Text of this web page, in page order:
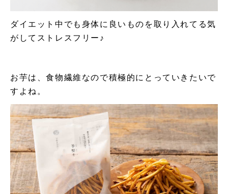
ダイエット中でも身体に良いものを取り入れてる気
がしてストレスフリー♪
お芋は、食物繊維なので積極的にとっていきたいで
すよね。